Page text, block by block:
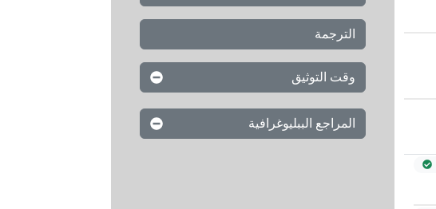
الترجمة
وقت التوثيق
المراجع الببليوغرافية